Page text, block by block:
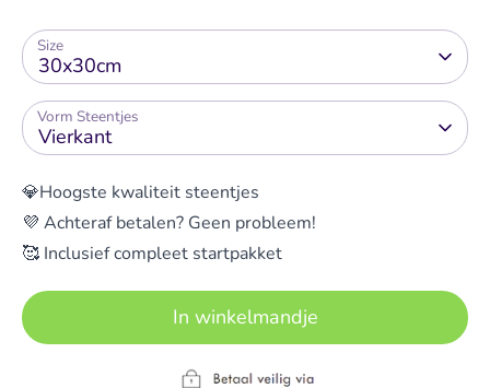
Size
30x30cm
Vorm Steentjes
Vierkant
💎Hoogste kwaliteit steentjes
💜 Achteraf betalen? Geen probleem!
🥰 Inclusief compleet startpakket
In winkelmandje